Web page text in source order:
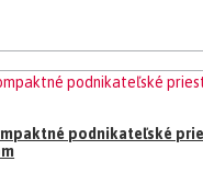
podnikateľské